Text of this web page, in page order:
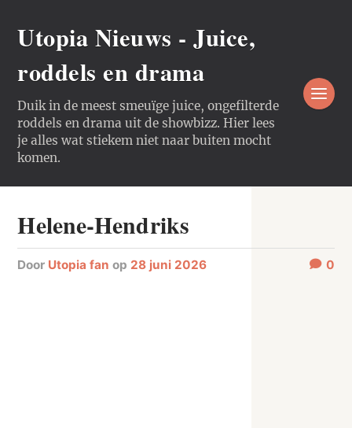
Utopia Nieuws - Juice,
roddels en drama
Duik in de meest smeuïge juice, ongefilterde
roddels en drama uit de showbizz. Hier lees
je alles wat stiekem niet naar buiten mocht
komen.
Helene-Hendriks
door Utopia fan op 28 juni 2026 0